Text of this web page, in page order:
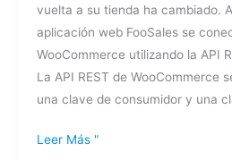
vuelta a su tienda ha cambiado.
aplicación web FooSales se
WooCommerce utilizando la API
La API REST de WooCommerce
una clave de consumidor y una
y
un
secreto
para
iniciar
en
Leer Más "